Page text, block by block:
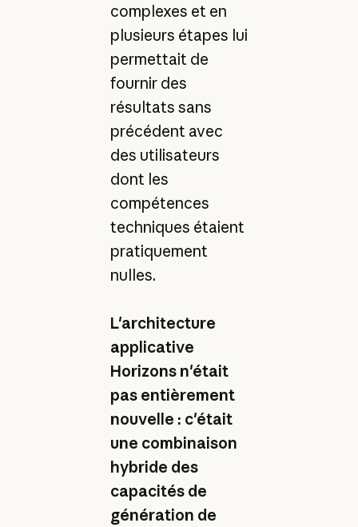
complexes et en
plusieurs étapes lui
permettait de
fournir des
résultats sans
précédent avec
des utilisateurs
dont les
compétences
techniques étaient
pratiquement
nulles.
L'architecture
applicative
Horizons n'était
pas entièrement
nouvelle : c'était
une combinaison
hybride des
capacités de
génération de